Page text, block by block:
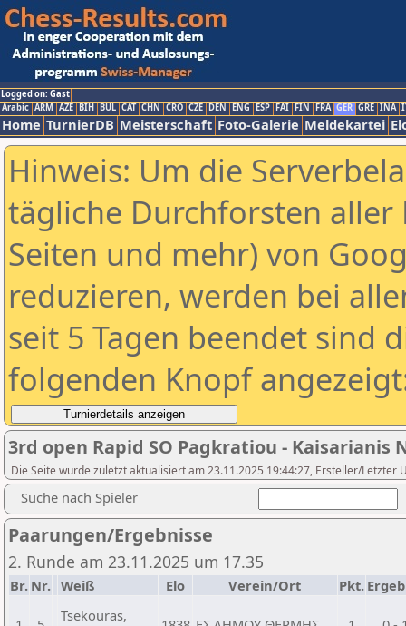
Logged on: Gast
Arabic ARM AZE BIH BUL CAT CHN CRO CZE DEN ENG ESP FAI FIN FRA GER GRE INA
Home TurnierDB Meisterschaft Foto-Galerie Meldekartei
Hinweis: Um die
tägliche Durchforsten aller
Seiten und mehr) von
reduzieren, werden bei
seit 5 Tagen beendet sind
folgenden Knopf
3rd open Rapid SO Pagkratiou - Kaisarianis
Die Seite wurde zuletzt aktualisiert am 23.11.2025 19:44:27, Ersteller/Letzter
Suche nach Spieler
Paarungen/Ergebnisse
2. Runde am 23.11.2025 um 17.35
Br. Nr. Weiß Elo Verein/Ort Pkt.
Tsekouras,